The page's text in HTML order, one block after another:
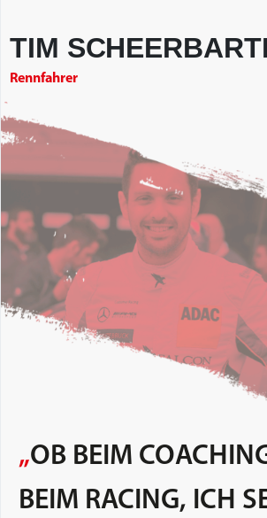
TIM
Rennfahrer
„OB BEIM
BEIM RACING, ICH